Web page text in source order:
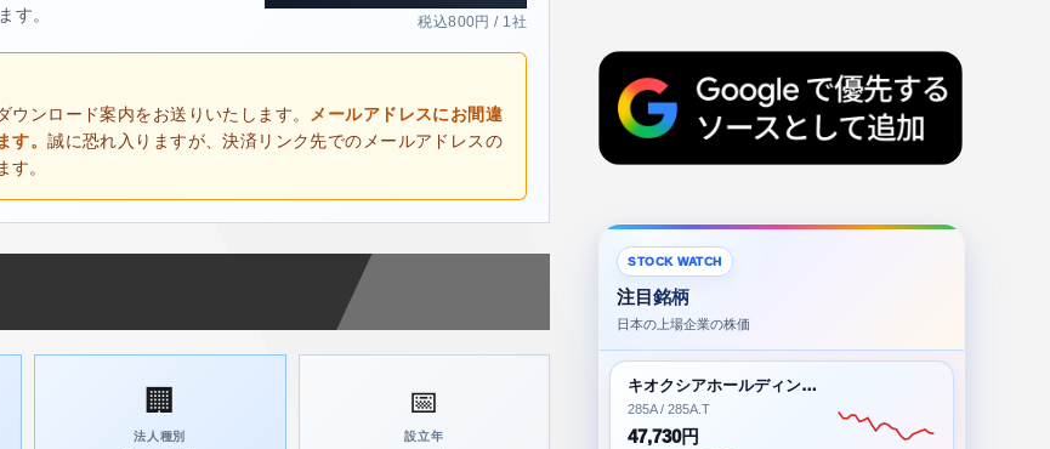
す。 税込800円 / 1社
ンロード案内をお送りいたします。 メールアドレスにお間違
す。誠に恐れ入りますが、決済リンク先でのメールアドレスの
す。
🏢
法人種別
📅
設立年
STOCK WATCH
注目銘柄
日本の上場企業の株価
キオクシアホールディングス株式会社
285A / 285A.T
47,730円